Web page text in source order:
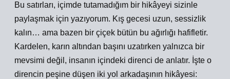
Bu satırları, içimde tutamadığım bir hikâyeyi sizinle
paylaşmak için yazıyorum. Kış gecesi uzun, sessizlik
kalın… ama bazen bir çiçek bütün bu ağırlığı hafifletir.
Kardelen, karın altından başını uzatırken yalnızca bir
mevsimi değil, insanın içindeki direnci de anlatır. İşte o
direncin peşine düşen iki yol arkadaşının hikâyesi: